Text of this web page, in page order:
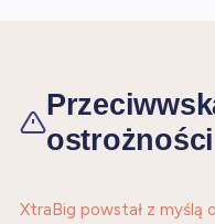
ostrożności
XtraBig powstał z myślą